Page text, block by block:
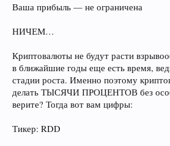
Ваша прибыль — не ограничена
НИЧЕМ…
Криптовалюты не будут расти
в ближайшие годы еще есть время,
стадии роста. Именно поэтому
делать ТЫСЯЧИ ПРОЦЕНТОВ без
верите? Тогда вот вам цифры:
Тикер: RDD